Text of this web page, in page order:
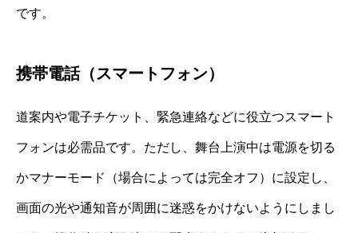
です。
携帯電話（スマートフォン）
道案内や電子チケット、緊急連絡などに役立つスマート
フォンは必需品です。ただし、舞台上演中は電源を切る
かマナーモード（場合によっては完全オフ）に設定し、
画面の光や通知音が周囲に迷惑をかけないようにしまし